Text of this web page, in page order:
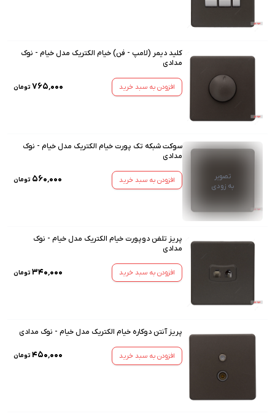
کلید دیمر (لامپ - فن) خیام الکتریک مدل خیام - نوک
مدادی
افزودن به سبد خرید ۷۶۵٬۰۰۰ تومان
تصویر
به زودی
سوکت شبکه تک پورت خیام الکتریک مدل خیام - نوک
مدادی
افزودن به سبد خرید ۵۶۰٬۰۰۰ تومان
پریز تلفن دوپورت خیام الکتریک مدل خیام - نوک
مدادی
افزودن به سبد خرید ۳۴۰٬۰۰۰ تومان
پریز آنتن دوکاره خیام الکتریک مدل خیام - نوک مدادی
افزودن به سبد خرید ۴۵۰٬۰۰۰ تومان